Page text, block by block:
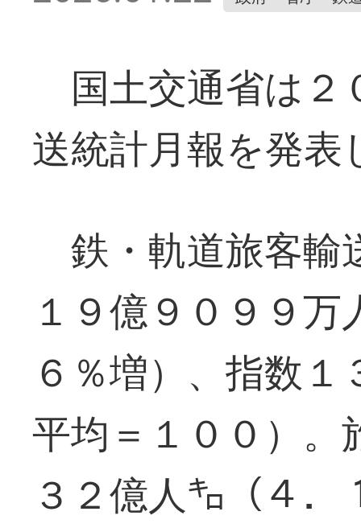
国土交通省は２
送統計月報を発表
鉄・軌道旅客輸
１９億９０９９
６％増）、指数
平均＝１００）。
３２億人㌔（４